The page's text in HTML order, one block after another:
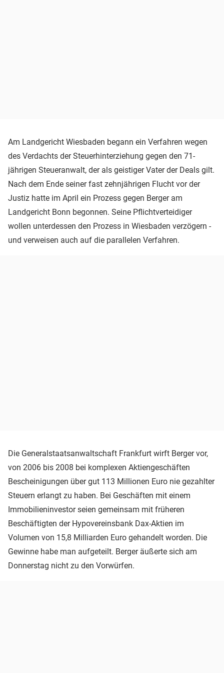
Am Landgericht Wiesbaden begann ein Verfahren wegen
des Verdachts der Steuerhinterziehung gegen den 71-
jährigen Steueranwalt, der als geistiger Vater der Deals gilt.
Nach dem Ende seiner fast zehnjährigen Flucht vor der
Justiz hatte im April ein Prozess gegen Berger am
Landgericht Bonn begonnen. Seine Pflichtverteidiger
wollen unterdessen den Prozess in Wiesbaden verzögern -
und verweisen auch auf die parallelen Verfahren.
Die Generalstaatsanwaltschaft Frankfurt wirft Berger vor,
von 2006 bis 2008 bei komplexen Aktiengeschäften
Bescheinigungen über gut 113 Millionen Euro nie gezahlter
Steuern erlangt zu haben. Bei Geschäften mit einem
Immobilieninvestor seien gemeinsam mit früheren
Beschäftigten der Hypovereinsbank Dax-Aktien im
Volumen von 15,8 Milliarden Euro gehandelt worden. Die
Gewinne habe man aufgeteilt. Berger äußerte sich am
Donnerstag nicht zu den Vorwürfen.